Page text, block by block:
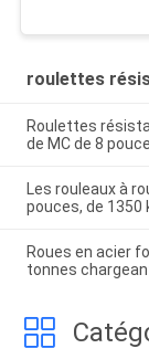
roulettes
Roulettes
de MC de 8
Les rouleaux à
pouces, de 1350
Roues en acier
tonnes